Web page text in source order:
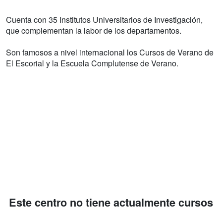
Cuenta con 35 Institutos Universitarios de Investigación,
que complementan la labor de los departamentos.
Son famosos a nivel internacional los Cursos de Verano de
El Escorial y la Escuela Complutense de Verano.
Este centro no tiene actualmente cursos